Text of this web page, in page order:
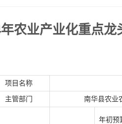
农业产业化重点
项目名称
主管部门 南华县农业
年初预